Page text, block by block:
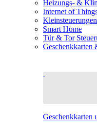
Heizungs- &
Internet of
Smart Home
Tür & Tor
Geschenkkarten
Geschenkkarten